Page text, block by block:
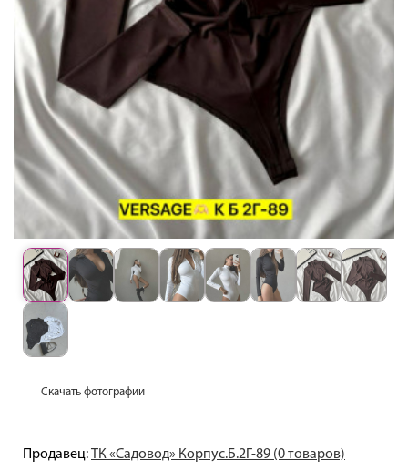
Скачать фотографии
Продавец:ТК «Садовод» Корпус.Б.2Г-89 (0 товаров)